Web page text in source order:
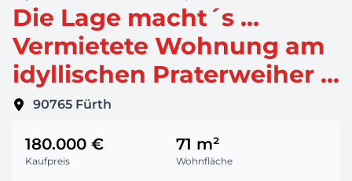
Die Lage macht´s ...
Vermietete Wohnung am
idyllischen Praterweiher ...
90765 Fürth
Kaufpreis
180.000 €
Wohnfläche
71 m²